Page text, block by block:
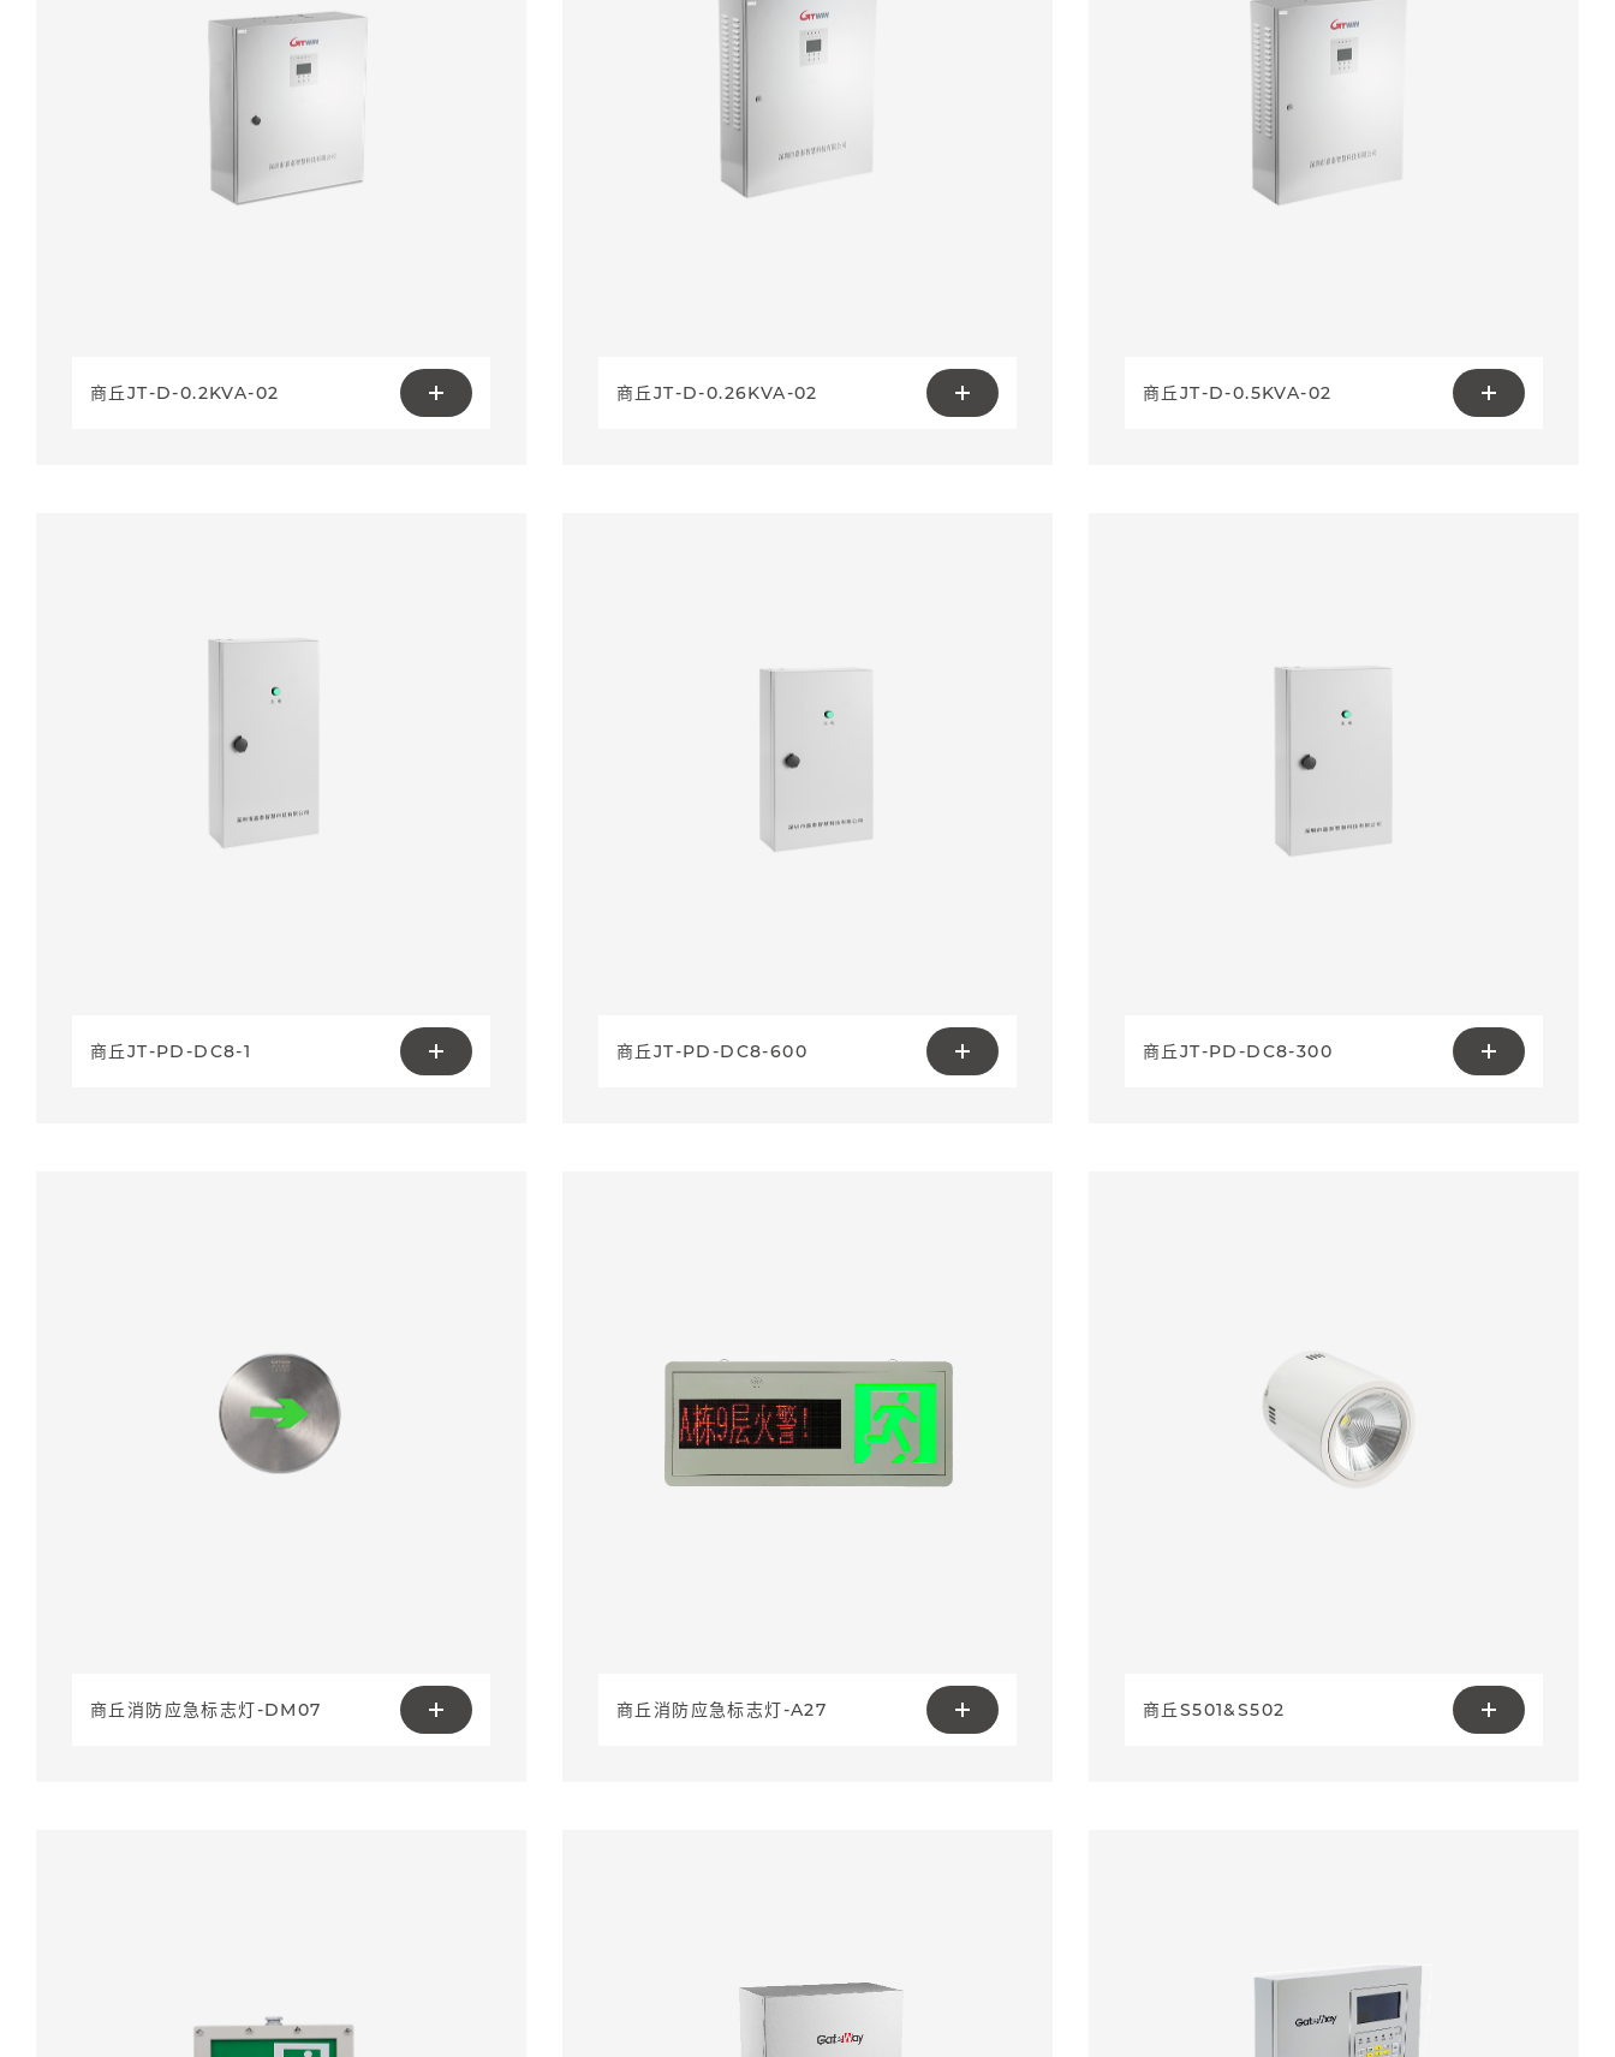
商丘JT-D-0.2KVA-02 商丘JT-D-0.26KVA-02 商丘JT-D-0.5KVA-02
商丘JT-PD-DC8-1 商丘JT-PD-DC8-600 商丘JT-PD-DC8-300
商丘消防应急标志灯-DM07 商丘消防应急标志灯-A27 商丘S501&S502